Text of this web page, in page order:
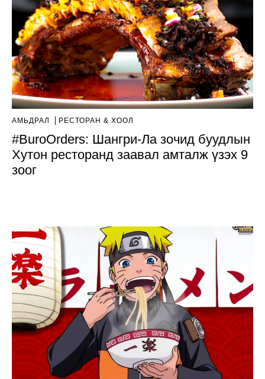
АМЬДРАЛ РЕСТОРАН & ХООЛ
#BuroOrders: Шангри-Ла зочид буудлын
Хутон ресторанд заавал амталж үзэх 9
зоог